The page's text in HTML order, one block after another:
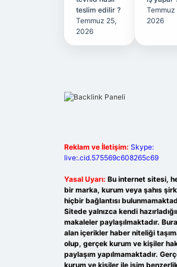
teslim edilir ?
Temmuz 25,
2026
Temmuz
2026
Reklam ve İletişim: Skype:
live:.cid.575569c608265c69
Yasal Uyarı: Bu internet sitesi,
bir marka, kurum veya şahıs
hiçbir bağlantısı
Sitede yalnızca kendi
makaleler paylaşılmaktadır.
alan içerikler haber niteliği
olup, gerçek kurum ve kişiler
paylaşım yapılmamaktadır.
kurum ve kişiler ile isim